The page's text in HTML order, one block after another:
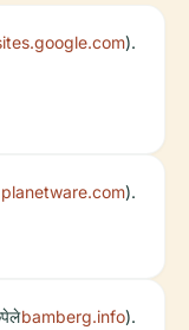
).
planetware.com).
bamberg.info).